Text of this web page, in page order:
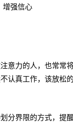
增强信心
意力的人，也常常
认真工作，该放松
分界限的方式，提